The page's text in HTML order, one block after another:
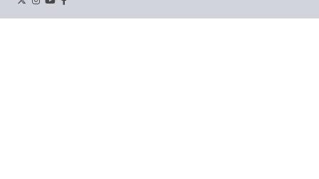
TwitterInstagram
YouTubeFacebook